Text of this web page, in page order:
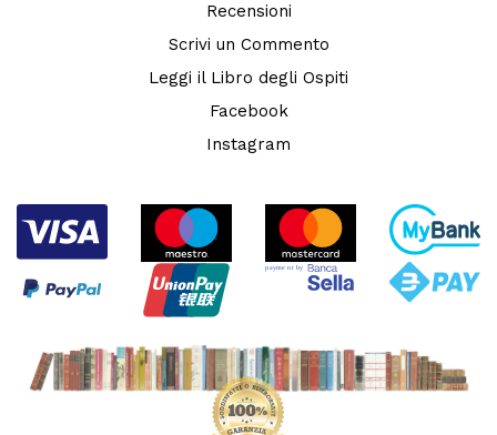
Recensioni
Scrivi un Commento
Leggi il Libro degli Ospiti
Facebook
Instagram